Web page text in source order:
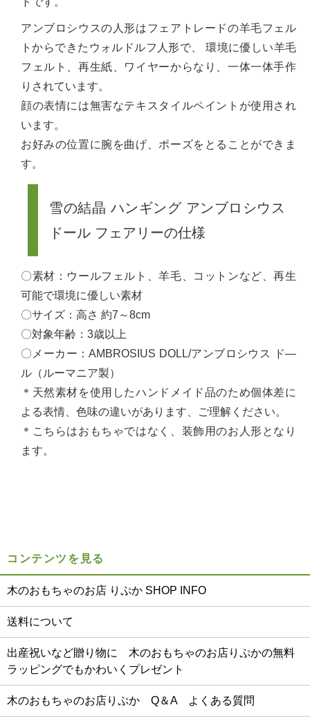
アンブロシウスの人形はフェアトレードの羊毛フェル
トからできたウォルドルフ人形で、 環境に優しい羊毛
フェルト、再生紙、ワイヤーからなり、一体一体手作
りされています。
顔の表情には無害なテキスタイルペイントが使用され
います。
お好みの位置に腕を曲げ、ポーズをとることができま
す。
雪の結晶 ハンギング アンブロシウス
ドール フェアリーの仕様
〇素材：ウールフェルト、羊毛、コットンなど、再生
可能で環境に優しい素材
〇サイズ：高さ 約7～8cm
〇対象年齢：3歳以上
〇メーカー：AMBROSIUS DOLL/アンブロシウス ド―
ル（ルーマニア製）
＊天然素材を使用したハンドメイド品のため個体差に
よる表情、色味の違いがあります、ご理解ください。
＊こちらはおもちゃではなく、装飾用のお人形となり
ます。
コンテンツを見る
木のおもちゃのお店 りぷか SHOP INFO
送料について
出産祝いなど贈り物に 木のおもちゃのお店りぷかの無料
ラッピングでもかわいくプレゼント
木のおもちゃのお店りぷか Q＆A よくある質問